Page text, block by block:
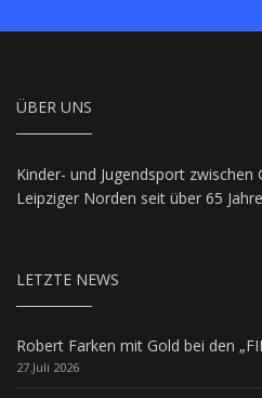
ÜBER UNS
Kinder- und Jugendsport
Leipziger Norden seit über 65
LETZTE NEWS
Robert Farken mit Gold bei den
27.Juli 2026